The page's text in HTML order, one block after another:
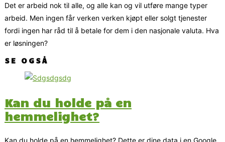
Det er arbeid nok til alle, og alle kan og vil utføre mange typer
arbeid. Men ingen får verken verken kjøpt eller solgt tjenester
fordi ingen har råd til å betale for dem i den nasjonale valuta. Hva
er løsningen?
SE OGSÅ
Kan du holde på en
hemmelighet?